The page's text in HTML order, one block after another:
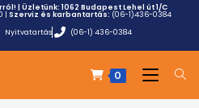
| Üzletünk:1062 Budapest Lehel út 1/C
| Szerviz és karbantartás: (06-1)436-0384
Nyitvatartás (06-1) 436-0384
0